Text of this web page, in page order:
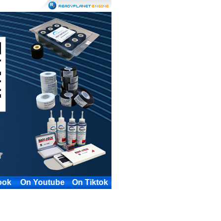
On Youtube On Tiktok